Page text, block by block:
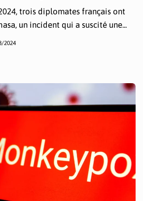
trois diplomates français ont
un incident qui a suscité une...
2024